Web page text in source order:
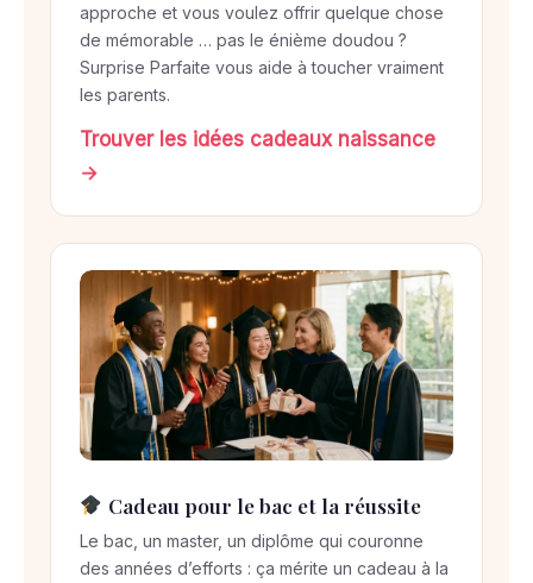
approche et vous voulez offrir quelque chose
de mémorable … pas le énième doudou ?
Surprise Parfaite vous aide à toucher vraiment
les parents.
Trouver les idées cadeaux naissance
→
Cadeau pour le bac et la réussite
Le bac, un master, un diplôme qui couronne
des années d’efforts : ça mérite un cadeau à la